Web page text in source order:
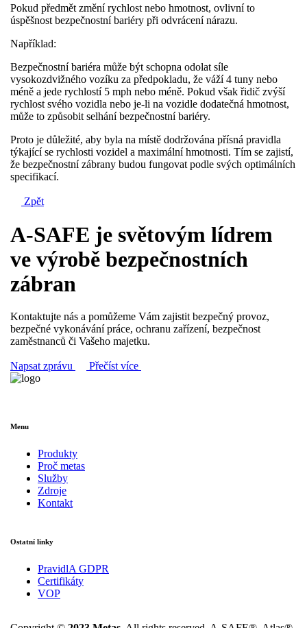
Pokud předmět změní rychlost nebo hmotnost, ovlivní to
úspěšnost bezpečnostní bariéry při odvrácení nárazu.
Například:
Bezpečnostní bariéra může být schopna odolat síle
vysokozdvižného vozíku za předpokladu, že váží 4 tuny nebo
méně a jede rychlostí 5 mph nebo méně. Pokud však řidič zvýší
rychlost svého vozidla nebo je-li na vozidle dodatečná hmotnost,
může to způsobit selhání bezpečnostní bariéry.
Proto je důležité, aby byla na místě dodržována přísná pravidla
týkající se rychlosti vozidel a maximální hmotnosti. Tím se zajistí,
že bezpečnostní zábrany budou fungovat podle svých optimálních
specifikací.
Zpět
A-SAFE je světovým lídrem
ve výrobě bezpečnostních
zábran
Kontaktujte nás a pomůžeme Vám zajistit bezpečný provoz,
bezpečné vykonávání práce, ochranu zařízení, bezpečnost
zaměstnanců či Vašeho majetku.
Napsat zprávu Přečíst více
Menu
Produkty
Proč metas
Služby
Zdroje
Kontakt
Ostatní linky
PravidlA GDPR
Certifikáty
VOP